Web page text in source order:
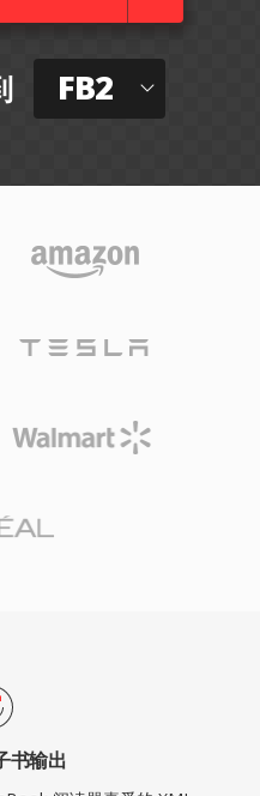
FB2
书输出